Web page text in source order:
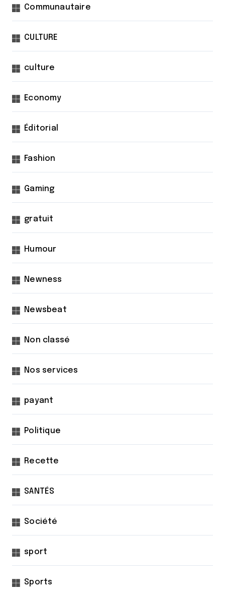
Communautaire
CULTURE
culture
Economy
Éditorial
Fashion
Gaming
gratuit
Humour
Newness
Newsbeat
Non classé
Nos services
payant
Politique
Recette
SANTÉS
Société
sport
Sports